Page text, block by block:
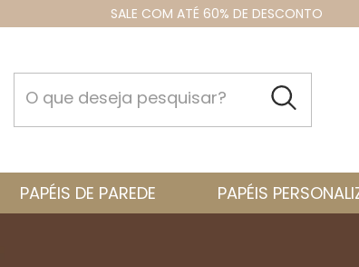
SALE COM ATÉ 60% DE DESCONTO
PAPÉIS DE PAREDE PAPÉIS